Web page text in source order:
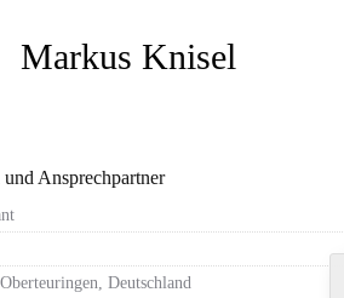
Markus Knisel
Ansprechpartner
Deutschland